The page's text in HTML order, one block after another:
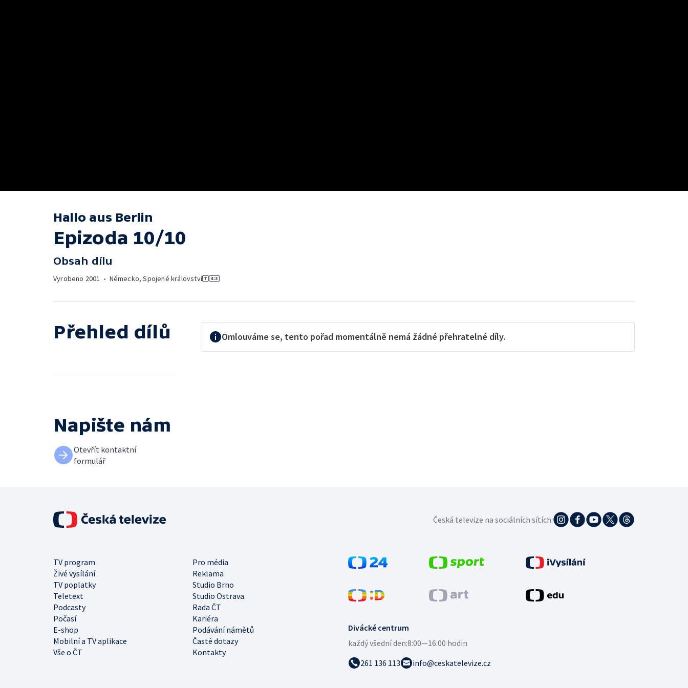
Hallo aus Berlin
Epizoda 10/10
Obsah dílu
Vyrobeno 2001 • Německo, Spojené království
Přehled dílů Omlouváme se, tento pořad momentálně nemá žádné přehratelné díly.
Napište nám
Otevřít kontaktní
formulář
Divácké centrum
každý všední den:8:00—16:00 hodin
261 136 113
info@ceskatelevize.cz
TV program
Pro média
Živé vysílání
Reklama
TV poplatky
Studio Brno
Teletext
Studio Ostrava
Podcasty
Rada ČT
Počasí
Kariéra
E-shop
Podávání námětů
Mobilní a TV aplikace
Časté dotazy
Vše o ČT
Kontakty
Česká televize na sociálních sítích: